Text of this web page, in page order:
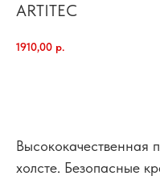
ARTITEC
1910,00 р.
Высококачественная
холсте. Безопасные